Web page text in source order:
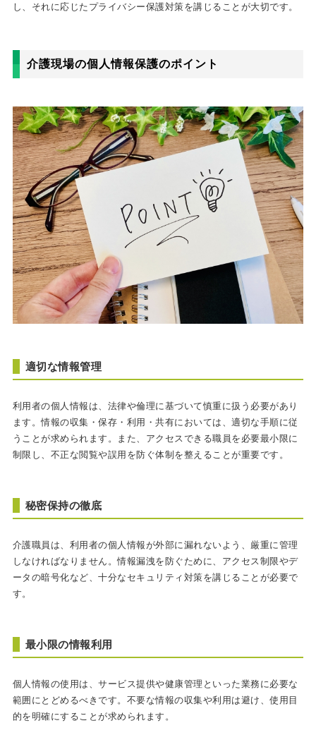
し、それに応じたプライバシー保護対策を講じることが大切です。
介護現場の個人情報保護のポイント
適切な情報管理
利用者の個人情報は、法律や倫理に基づいて慎重に扱う必要があり
ます。情報の収集・保存・利用・共有においては、適切な手順に従
うことが求められます。また、アクセスできる職員を必要最小限に
制限し、不正な閲覧や誤用を防ぐ体制を整えることが重要です。
秘密保持の徹底
介護職員は、利用者の個人情報が外部に漏れないよう、厳重に管理
しなければなりません。情報漏洩を防ぐために、アクセス制限やデ
ータの暗号化など、十分なセキュリティ対策を講じることが必要で
す。
最小限の情報利用
個人情報の使用は、サービス提供や健康管理といった業務に必要な
範囲にとどめるべきです。不要な情報の収集や利用は避け、使用目
的を明確にすることが求められます。